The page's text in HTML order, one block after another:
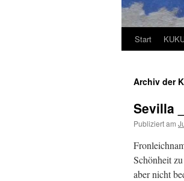
Zum
springen
Start
Archiv der
Sevilla
Publiziert am
Schönheit
aber nicht